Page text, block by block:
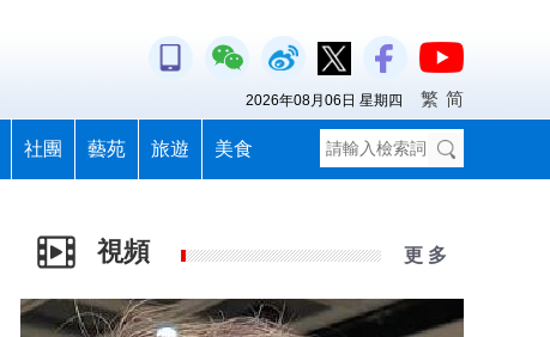
社團 藝苑 旅遊 美食
2026年08月06日 星期四 繁 简
視頻 更 多